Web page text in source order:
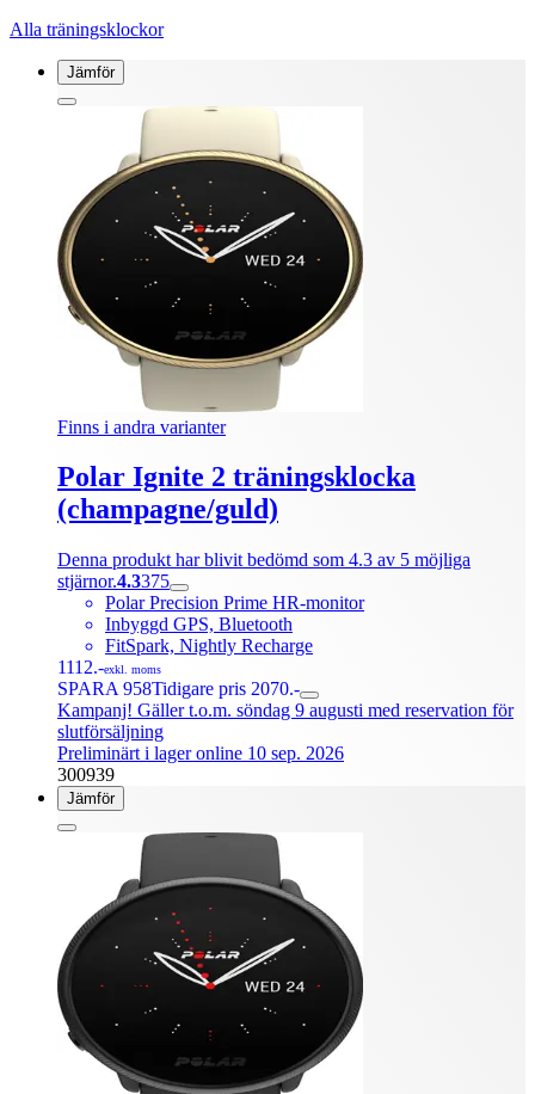
Alla träningsklockor
Jämför
Finns i andra varianter
Polar Ignite 2 träningsklocka
(champagne/guld)
Denna produkt har blivit bedömd som 4.3 av 5 möjliga
stjärnor.4.3375
Polar Precision Prime HR-monitor
Inbyggd GPS, Bluetooth
FitSpark, Nightly Recharge
1112.-exkl. moms
SPARA 958Tidigare pris 2070.-
Kampanj! Gäller t.o.m. söndag 9 augusti med reservation för
slutförsäljning
Preliminärt i lager online 10 sep. 2026
300939
Jämför